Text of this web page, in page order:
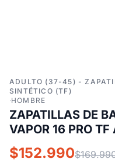
ADULTO (37-45) -
SINTÉTICO (TF)
·HOMBRE
ZAPATILLAS DE
VAPOR 16 PRO
$152.990